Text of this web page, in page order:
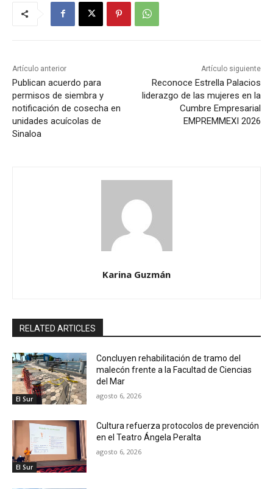
Artículo anterior
Publican acuerdo para
permisos de siembra y
notificación de cosecha en
unidades acuícolas de
Sinaloa
Artículo siguiente
Reconoce Estrella Palacios
liderazgo de las mujeres en la
Cumbre Empresarial
EMPREMMEXI 2026
Karina Guzmán
RELATED ARTICLES
El Sur
Concluyen rehabilitación de tramo del
malecón frente a la Facultad de Ciencias
del Mar
agosto 6, 2026
El Sur
Cultura refuerza protocolos de prevención
en el Teatro Ángela Peralta
agosto 6, 2026